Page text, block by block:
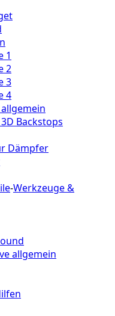
1
2
3
4
Backstops
Dämpfer
-Werkzeuge &
allgemein